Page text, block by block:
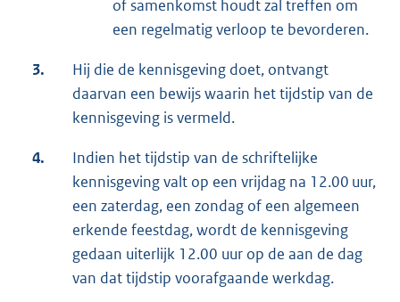
of samenkomst houdt zal treffen om
een regelmatig verloop te bevorderen.
3.
Hij die de kennisgeving doet, ontvangt
daarvan een bewijs waarin het tijdstip van de
kennisgeving is vermeld.
4.
Indien het tijdstip van de schriftelijke
kennisgeving valt op een vrijdag na 12.00 uur,
een zaterdag, een zondag of een algemeen
erkende feestdag, wordt de kennisgeving
gedaan uiterlijk 12.00 uur op de aan de dag
van dat tijdstip voorafgaande werkdag.